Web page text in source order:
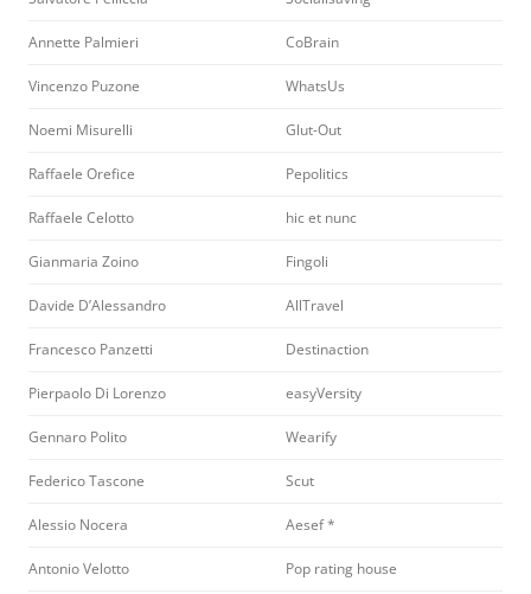
Annette Palmieri CoBrain
Vincenzo Puzone WhatsUs
Noemi Misurelli Glut-Out
Raffaele Orefice Pepolitics
Raffaele Celotto hic et nunc
Gianmaria Zoino Fingoli
Davide D’Alessandro AllTravel
Francesco Panzetti Destinaction
Pierpaolo Di Lorenzo easyVersity
Gennaro Polito Wearify
Federico Tascone Scut
Alessio Nocera Aesef *
Antonio Velotto Pop rating house